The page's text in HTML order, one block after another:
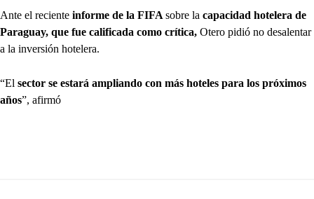
Ante el reciente informe de la FIFA sobre la capacidad hotelera de
Paraguay, que fue calificada como crítica, Otero pidió no desalentar
a la inversión hotelera.
“El sector se estará ampliando con más hoteles para los próximos
años”, afirmó